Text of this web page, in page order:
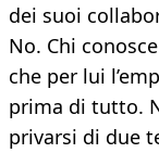
dei suoi
No. Chi
che per lui
prima di tutto.
privarsi di due